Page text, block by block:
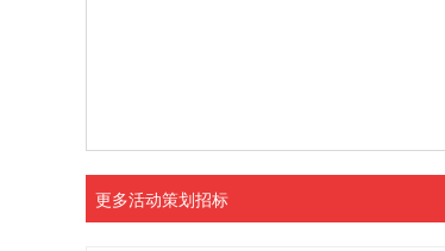
更多活动策划招标